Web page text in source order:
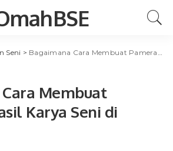
Seni > Bagaimana Cara Membuat Pameran Hasil Karya Seni di Sekolah?
Membuat
Karya Seni di